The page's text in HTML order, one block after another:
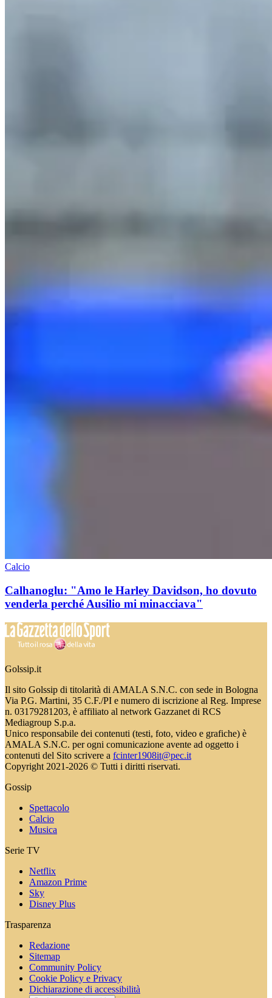
Calcio
Calhanoglu: "Amo le Harley Davidson, ho dovuto
venderla perché Ausilio mi minacciava"
Golssip.it
Il sito Golssip di titolarità di AMALA S.N.C. con sede in Bologna
Via P.G. Martini, 35 C.F./PI e numero di iscrizione al Reg. Imprese
n. 03179281203, è affiliato al network Gazzanet di RCS
Mediagroup S.p.a.
Unico responsabile dei contenuti (testi, foto, video e grafiche) è
AMALA S.N.C. per ogni comunicazione avente ad oggetto i
contenuti del Sito scrivere a fcinter1908it@pec.it
Copyright 2021-2026 © Tutti i diritti riservati.
Gossip
Spettacolo
Calcio
Musica
Serie TV
Netflix
Amazon Prime
Sky
Disney Plus
Trasparenza
Redazione
Sitemap
Community Policy
Cookie Policy e Privacy
Dichiarazione di accessibilità